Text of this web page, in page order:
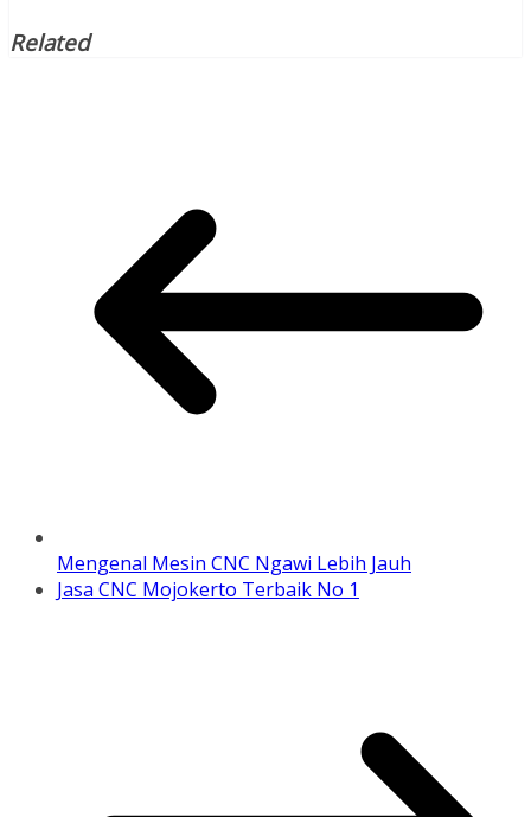
Related
Mengenal Mesin CNC Ngawi Lebih Jauh
Jasa CNC Mojokerto Terbaik No 1